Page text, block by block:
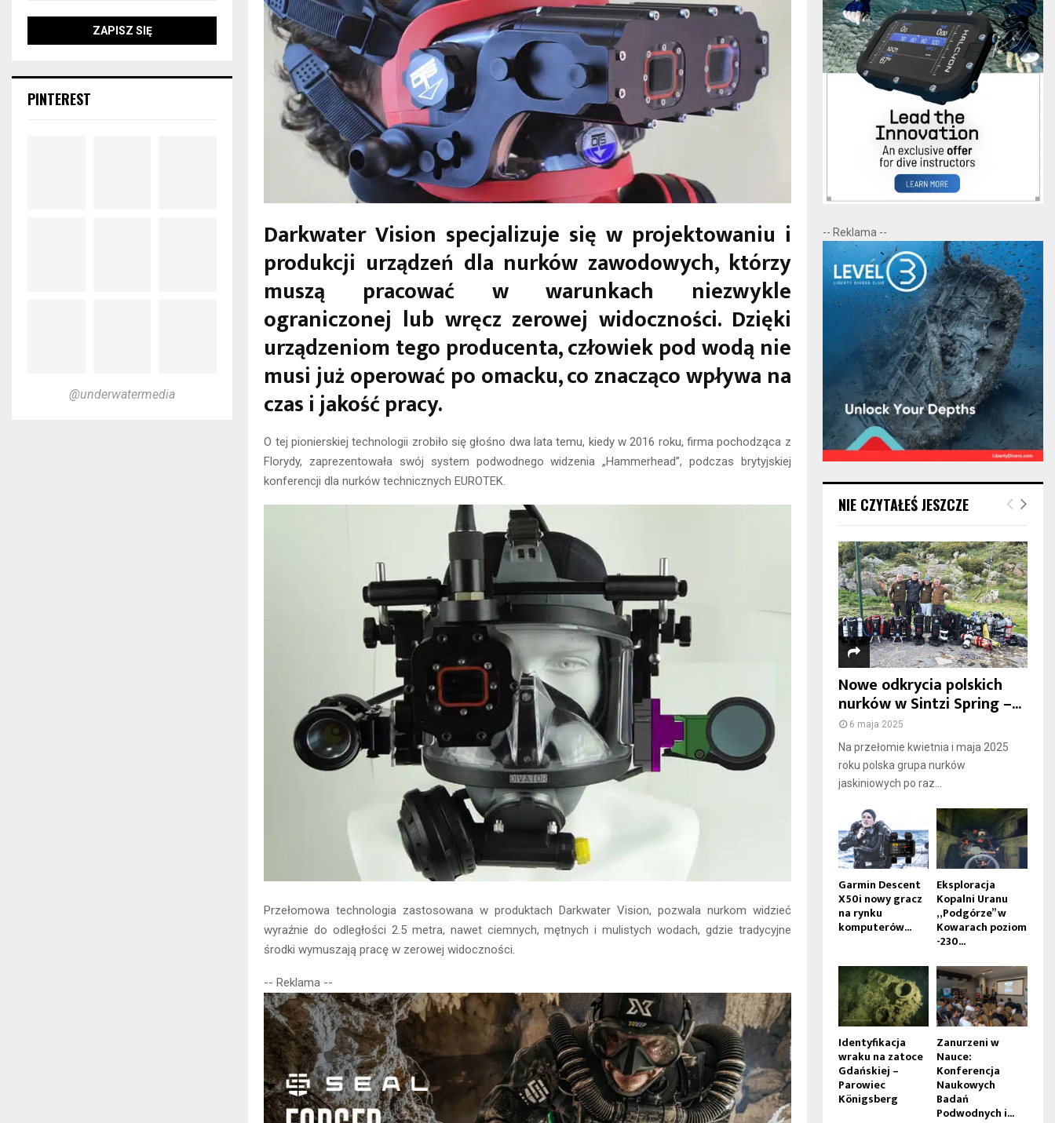
Darkwater Vision specjalizuje się w projektowaniu i
produkcji urządzeń dla nurków zawodowych, którzy
muszą pracować w warunkach niezwykle
ograniczonej lub wręcz zerowej widoczności. Dzięki
urządzeniom tego producenta, człowiek pod wodą nie
musi już operować po omacku, co znacząco wpływa na
czas i jakość pracy.
O tej pionierskiej technologii zrobiło się głośno dwa lata temu, kiedy w 2016 roku, firma pochodząca z
Florydy, zaprezentowała swój system podwodnego widzenia „Hammerhead”, podczas brytyjskiej
konferencji dla nurków technicznych EUROTEK.
Przełomowa technologia zastosowana w produktach Darkwater Vision, pozwala nurkom widzieć
wyraźnie do odległości 2.5 metra, nawet ciemnych, mętnych i mulistych wodach, gdzie tradycyjne
środki wymuszają pracę w zerowej widoczności.
-- Reklama --
PINTEREST
@underwatermedia
-- Reklama --
NIE CZYTAŁEŚ JESZCZE
Nowe odkrycia polskich
nurków w Sintzi Spring –...
6 maja 2025
Na przełomie kwietnia i maja 2025
roku polska grupa nurków
jaskiniowych po raz...
Garmin Descent
X50i nowy gracz
na rynku
komputerów...
Eksploracja
Kopalni Uranu
„Podgórze” w
Kowarach poziom
-230...
Identyfikacja
wraku na zatoce
Gdańskiej –
Parowiec
Königsberg
Zanurzeni w
Nauce:
Konferencja
Naukowych
Badań
Podwodnych i...